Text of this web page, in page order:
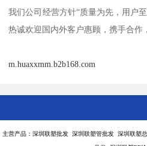
我们公司经营方针“质量为先，用户
热诚欢迎国内外客户惠顾，携手合作
m.huaxxmm.b2b168.com
主营产品：深圳联塑批发 深圳联塑管批发 深圳联塑